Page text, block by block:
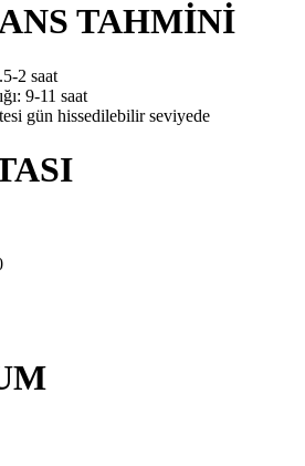
TAHMİNİ
2 saat
9-11 saat
gün hissedilebilir seviyede